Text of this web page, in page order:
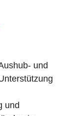
und
und